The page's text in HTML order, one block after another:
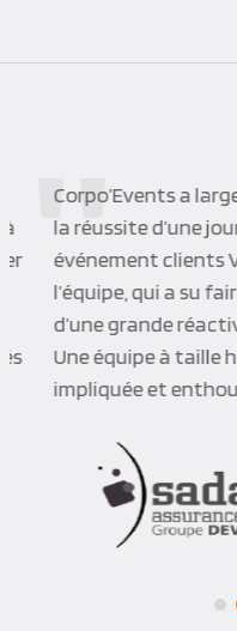
Corpo’Events a
la réussite d’une
événement clients
l’équipe, qui a su faire
d’une grande
Une équipe à taille
impliquée et